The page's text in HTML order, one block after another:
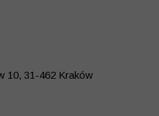
10, 31-462 Kraków